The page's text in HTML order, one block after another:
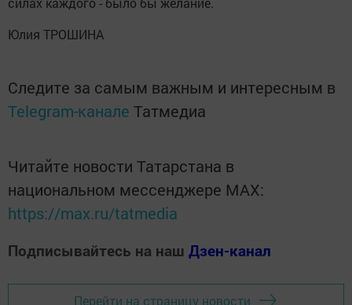
Юлия ТРОШИНА
Следите за самым важным и интересным в
Telegram-канале Татмедиа
Читайте новости Татарстана в
национальном мессенджере MАХ:
https://max.ru/tatmedia
Подписывайтесь на наш Дзен-канал
Перейти на страницу новости